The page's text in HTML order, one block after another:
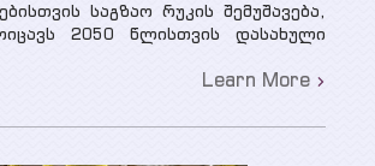
საგზაო რუკის შემუშავება,
2050 წლისთვის დასახული
პრინციპებს. საგზაო...
Learn More